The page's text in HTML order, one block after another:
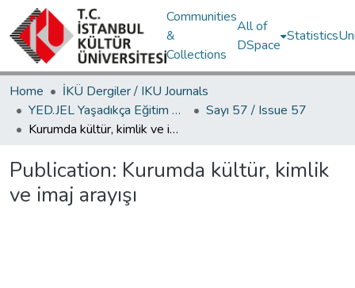
Communities
&
Collections
All of
DSpace
Statistics
Home
İKÜ Dergiler / IKU Journals
YED.JEL Yaşadıkça Eğitim Dergisi / Journal of Education For Life
Sayı 57 / Issue 57
Kurumda kültür, kimlik ve imaj arayışı
Publication: Kurumda kültür, kimlik
ve imaj arayışı